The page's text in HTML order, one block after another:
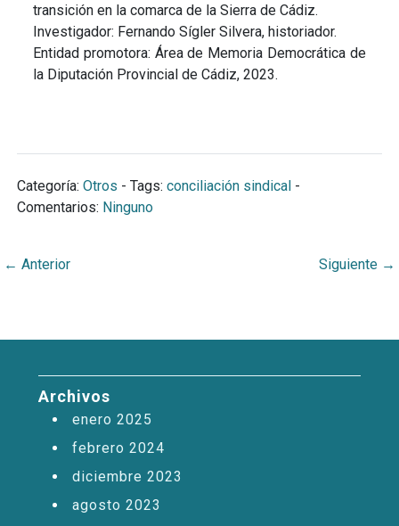
transición en la comarca de la Sierra de Cádiz.
Investigador: Fernando Sígler Silvera, historiador.
Entidad promotora: Área de Memoria Democrática de
la Diputación Provincial de Cádiz, 2023.
Categoría: Otros - Tags: conciliación sindical-
Comentarios: Ninguno
← Anterior Siguiente →
Archivos
enero 2025
febrero 2024
diciembre 2023
agosto 2023